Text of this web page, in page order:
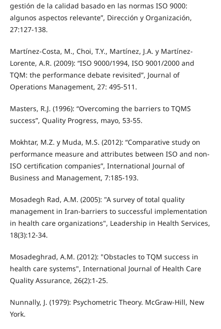
gestión de la calidad basado en las normas ISO 9000:
algunos aspectos relevante”, Dirección y Organización,
27:127-138.
Martínez-Costa, M., Choi, T.Y., Martínez, J.A. y Martínez-
Lorente, A.R. (2009): “ISO 9000/1994, ISO 9001/2000 and
TQM: the performance debate revisited”, Journal of
Operations Management, 27: 495-511.
Masters, R.J. (1996): “Overcoming the barriers to TQMS
success”, Quality Progress, mayo, 53-55.
Mokhtar, M.Z. y Muda, M.S. (2012): “Comparative study on
performance measure and attributes between ISO and non-
ISO certification companies”, International Journal of
Business and Management, 7:185-193.
Mosadegh Rad, A.M. (2005): "A survey of total quality
management in Iran-barriers to successful implementation
in health care organizations", Leadership in Health Services,
18(3):12-34.
Mosadeghrad, A.M. (2012): "Obstacles to TQM success in
health care systems", International Journal of Health Care
Quality Assurance, 26(2):1-25.
Nunnally, J. (1979): Psychometric Theory. McGraw-Hill, New
York.